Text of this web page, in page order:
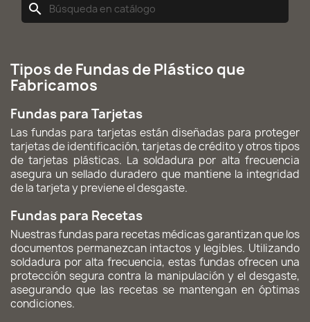
search
Tipos de Fundas de Plástico que
Fabricamos
Fundas para Tarjetas
Las fundas para tarjetas están diseñadas para proteger
tarjetas de identificación, tarjetas de crédito y otros tipos
de tarjetas plásticas. La soldadura por alta frecuencia
asegura un sellado duradero que mantiene la integridad
de la tarjeta y previene el desgaste.
Fundas para Recetas
Nuestras fundas para recetas médicas garantizan que los
documentos permanezcan intactos y legibles. Utilizando
soldadura por alta frecuencia, estas fundas ofrecen una
protección segura contra la manipulación y el desgaste,
asegurando que las recetas se mantengan en óptimas
condiciones.